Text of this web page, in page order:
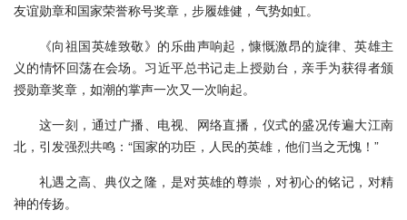
友谊勋章和国家荣誉称号奖章，步履雄健，气势如虹。
《向祖国英雄致敬》的乐曲声响起，慷慨激昂的旋律、英雄主
义的情怀回荡在会场。习近平总书记走上授勋台，亲手为获得者颁
授勋章奖章，如潮的掌声一次又一次响起。
这一刻，通过广播、电视、网络直播，仪式的盛况传遍大江南
北，引发强烈共鸣：“国家的功臣，人民的英雄，他们当之无愧！”
礼遇之高、典仪之隆，是对英雄的尊崇，对初心的铭记，对精
神的传扬。